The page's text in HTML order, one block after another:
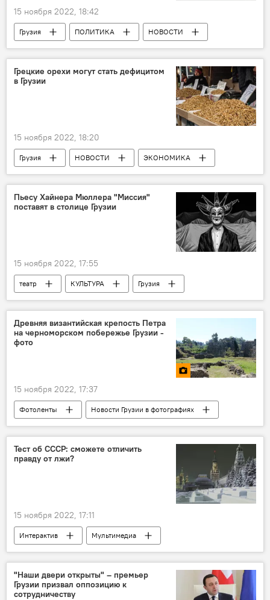
15 ноября 2022, 18:42
Грузия ПОЛИТИКА
НОВОСТИ
Анри Оханашвили
Евросоюз
Грецкие орехи могут стать дефицитом
в Грузии
15 ноября 2022, 18:20
Грузия НОВОСТИ ЭКОНОМИКА
Пьесу Хайнера Мюллера "Миссия"
поставят в столице Грузии
15 ноября 2022, 17:55
театр КУЛЬТУРА
Грузия
НОВОСТИ
Тбилиси Анонсы
Древняя византийская крепость Петра
на черноморском побережье Грузии -
фото
15 ноября 2022, 17:37
Фотоленты
Новости Грузии в фотографиях
Мультимедиа
фотография
Аджария
Туризм в Грузии ТУРИЗМ
Тест об СССР: сможете отличить
правду от лжи?
15 ноября 2022, 17:11
Интерактив Мультимедиа
"Наши двери открыты" – премьер
Грузии призвал оппозицию к
сотрудничеству